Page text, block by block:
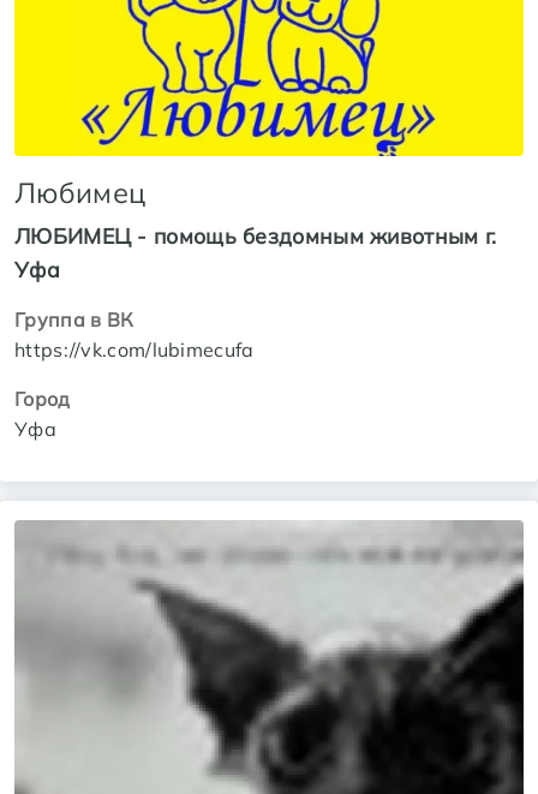
Любимец
ЛЮБИМЕЦ - помощь бездомным животным г.
Уфа
Группа в ВК
https://vk.com/lubimecufa
Город
Уфа